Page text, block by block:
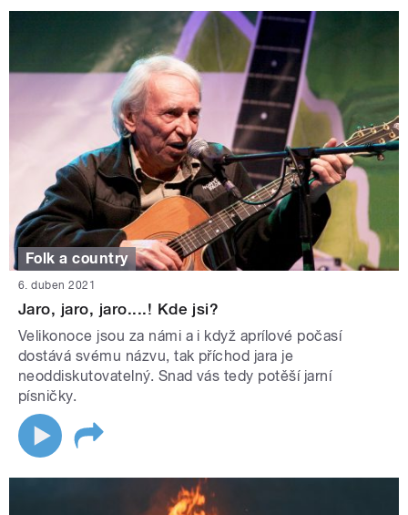
Folk a country
6. duben 2021
Jaro, jaro, jaro....! Kde jsi?
Velikonoce jsou za námi a i když aprílové počasí
dostává svému názvu, tak příchod jara je
neoddiskutovatelný. Snad vás tedy potěší jarní
písničky.